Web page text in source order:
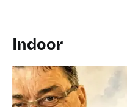
Indoor